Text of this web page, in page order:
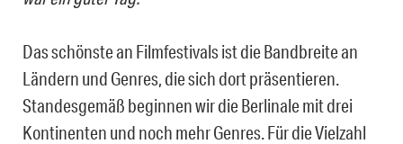
Das schönste an Filmfestivals ist die Bandbreite an
Ländern und Genres, die sich dort präsentieren.
Standesgemäß beginnen wir die Berlinale mit drei
Kontinenten und noch mehr Genres. Für die Vielzahl